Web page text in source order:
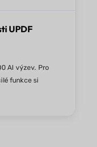
UPDF
AI výzev. Pro
funkce si